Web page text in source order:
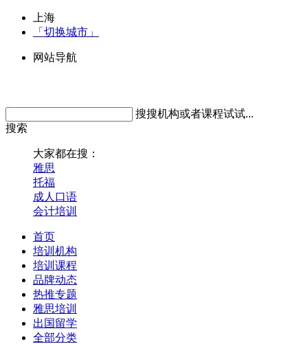
上海
「切换城市」
网站导航
搜搜机构或者课程试试...
搜索
大家都在搜：
雅思
托福
成人口语
会计培训
首页
培训机构
培训课程
品牌动态
热推专题
雅思培训
出国留学
全部分类